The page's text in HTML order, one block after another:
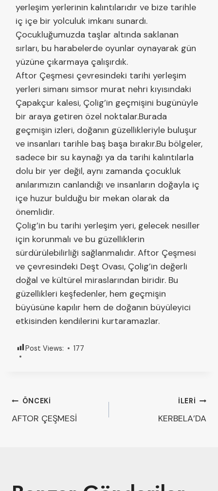
yerleşim yerlerinin kalıntılarıdır ve bize tarihle
iç içe bir yolculuk imkanı sunardı.
Çocukluğumuzda taşlar altında saklanan
sırları, bu harabelerde oyunlar oynayarak gün
yüzüne çıkarmaya çalışırdık.
Aftor Çeşmesi çevresindeki tarihi yerleşim
yerleri simanı simsor murat nehri kıyısındaki
Çapakçur kalesi, Çolig’in geçmişini bugünüyle
bir araya getiren özel noktalar.Burada
geçmişin izleri, doğanın güzellikleriyle buluşur
ve insanları tarihle baş başa bırakır.Bu bölgeler,
sadece bir su kaynağı ya da tarihi kalıntılarla
dolu bir yer değil, aynı zamanda çocukluk
anılarımızın canlandığı ve insanların doğayla iç
içe huzur bulduğu bir mekan olarak da
önemlidir.
Çolig’in bu tarihi yerleşim yeri, gelecek nesiller
için korunmalı ve bu güzelliklerin
sürdürülebilirliği sağlanmalıdır. Aftor Çeşmesi
ve çevresindeki Deşt Ovası, Çolig’in değerli
doğal ve kültürel miraslarından biridir. Bu
güzellikleri keşfedenler, hem geçmişin
büyüsüne kapılır hem de doğanın büyüleyici
etkisinden kendilerini kurtaramazlar.
Post Views: 177
ÖNCEKI
AFTOR ÇEŞMESİ
İLERI
KERBELA’DA